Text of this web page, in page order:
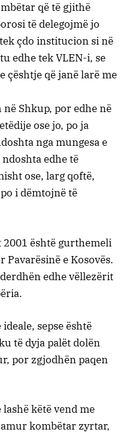
që të gjithë
të delegojmë jo
çdo institucion si në
edhe tek VLEN-i, se
çështje që janë larë me
Shkup, por edhe në
ose jo, po ja
nga mungesa e
edhe të
ose, larg qoftë,
i dëmtojnë të
2001 është gurthemeli
e Kosovës.
edhe vëllezërit
sepse është
të dyja palët dolën
por zgjodhën paqen
këtë vend me
kombëtar zyrtar,